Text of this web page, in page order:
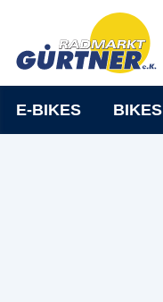
E-BIKES BIKES